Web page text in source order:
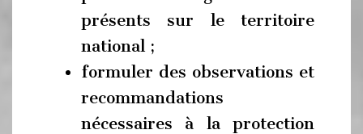
présents sur le territoire
national ;
formuler des observations et
recommandations
nécessaires à la protection